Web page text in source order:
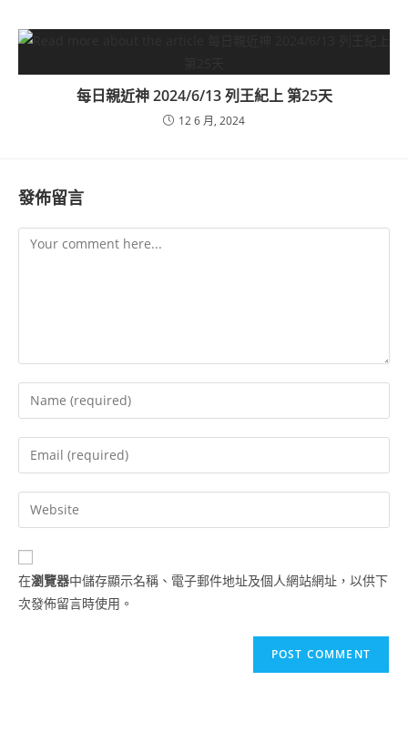
每日親近神 2024/6/13 列王紀上 第25天
12 6 月, 2024
發佈留言
在瀏覽器中儲存顯示名稱、電子郵件地址及個人網站網址，以供下
次發佈留言時使用。